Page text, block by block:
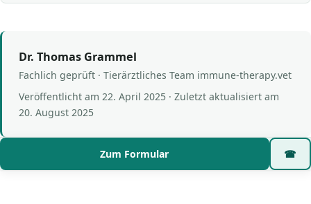
Dr. Thomas Grammel
Fachlich geprüft · Tierärztliches Team immune-therapy.vet
Veröffentlicht am 22. April 2025 · Zuletzt aktualisiert am
20. August 2025
Zum Formular ☎